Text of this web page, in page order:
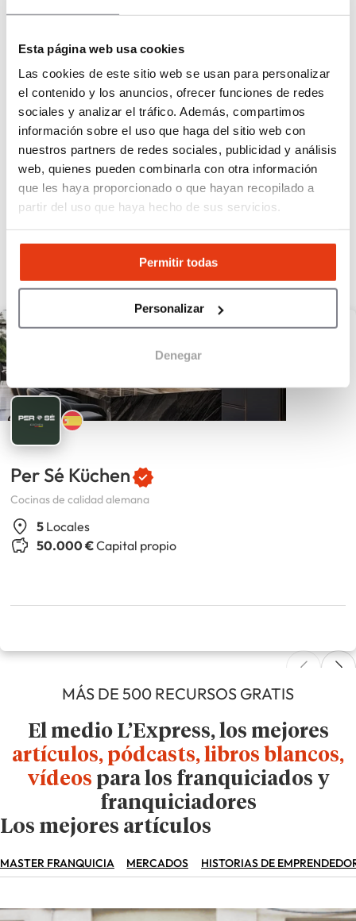
Esta página web usa cookies
Las cookies de este sitio web se usan para personalizar
el contenido y los anuncios, ofrecer funciones de redes
sociales y analizar el tráfico. Además, compartimos
información sobre el uso que haga del sitio web con
nuestros partners de redes sociales, publicidad y análisis
web, quienes pueden combinarla con otra información
que les haya proporcionado o que hayan recopilado a
partir del uso que haya hecho de sus servicios.
Permitir todas
Personalizar
Denegar
Taiyakería, helado y café especialidad
7Locales
1 2 3 ... 26 27 Siguiente »
Descubre nuestra
selección
FUERTE POTENCIAL
Per Sé Küchen
Cocinas de calidad alemana
5 Locales
50.000 €Capital propio
El medio L’Express, los mejores
artículos, pódcasts, libros blancos,
vídeos para los franquiciados y
franquiciadores
MÁS DE 500 RECURSOS GRATIS
Los mejores artículos
MASTER FRANQUICIA MERCADOS HISTORIAS DE